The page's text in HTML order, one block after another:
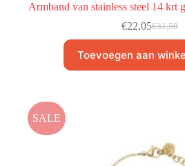
Armband van stainless steel 14 krt
€31,50
€22,05
Toevoegen aan
SALE